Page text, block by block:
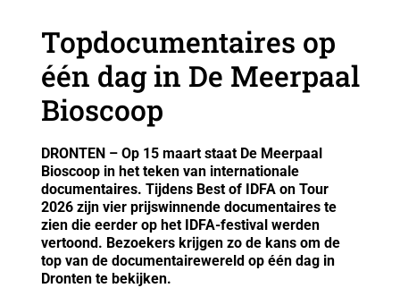
Topdocumentaires op
één dag in De Meerpaal
Bioscoop
DRONTEN – Op 15 maart staat De Meerpaal
Bioscoop in het teken van internationale
documentaires. Tijdens Best of IDFA on Tour
2026 zijn vier prijswinnende documentaires te
zien die eerder op het IDFA-festival werden
vertoond. Bezoekers krijgen zo de kans om de
top van de documentairewereld op één dag in
Dronten te bekijken.